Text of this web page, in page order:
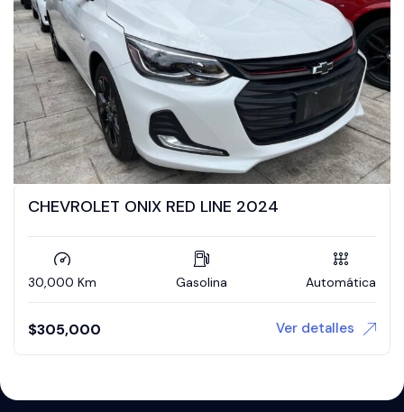
CHEVROLET ONIX RED LINE 2024
30,000 Km Gasolina Automática
$305,000 Ver detalles